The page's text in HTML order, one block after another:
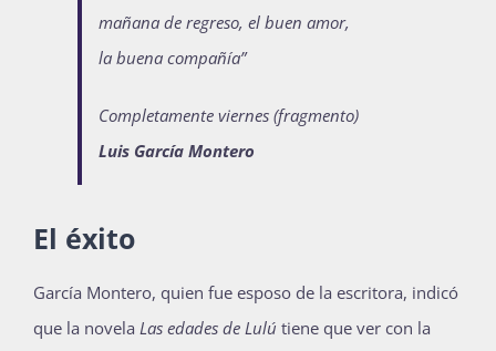
mañana de regreso, el buen amor,
la buena compañía”
Completamente viernes (fragmento)
Luis García Montero
El éxito
García Montero, quien fue esposo de la escritora, indicó
que la novela Las edades de Lulú tiene que ver con la